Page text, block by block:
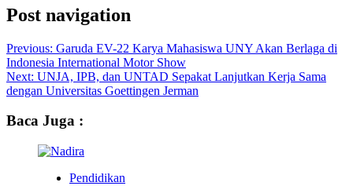
Post navigation
Previous: Garuda EV-22 Karya Mahasiswa UNY Akan Berlaga di
Indonesia International Motor Show
Next: UNJA, IPB, dan UNTAD Sepakat Lanjutkan Kerja Sama
dengan Universitas Goettingen Jerman
Baca Juga :
Pendidikan